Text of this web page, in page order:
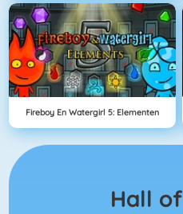
Fireboy En Watergirl 5: Elementen
Hall of